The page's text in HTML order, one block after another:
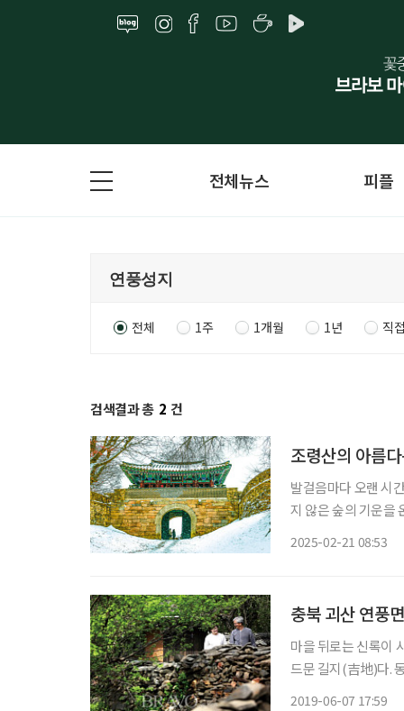
전체뉴스 피플
전체 1주 1개월 1년 직
검색결과 총 2 건
조령산의 아름
발걸음마다 오랜 시
지 않은 숲의 기운을
2025-02-21 08:53
충북 괴산 연풍
마을 뒤로는 신록이
드문 길지(吉地)다.
2019-06-07 17:59